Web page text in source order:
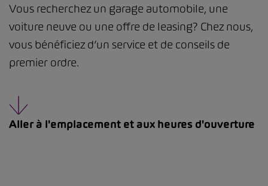
Vous recherchez un garage automobile, une
voiture neuve ou une offre de leasing? Chez nous,
vous bénéficiez d’un service et de conseils de
premier ordre.
Aller à l'emplacement et aux heures d'ouverture